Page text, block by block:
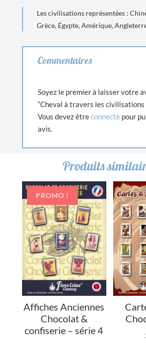
Les civilisations représentées :
Grèce, Égypte, Amérique,
Commentaires
Soyez le premier à laisser votre
“Cheval à travers les civilisations
Vous devez êtreconnectépour
avis.
Produits
PROMO !
Affiches Anciennes
Chocolat &
confiserie – série 4